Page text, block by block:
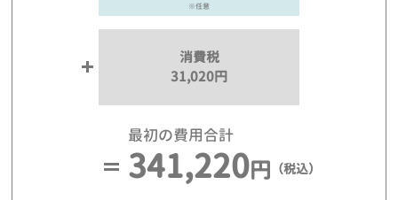
※任意
消費税
31,020円
最初の費用合計
341,220円 （税込）